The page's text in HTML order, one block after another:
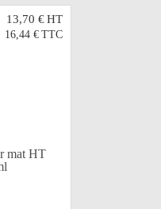
13,70 €HT
16,44 € TTC
mat HT